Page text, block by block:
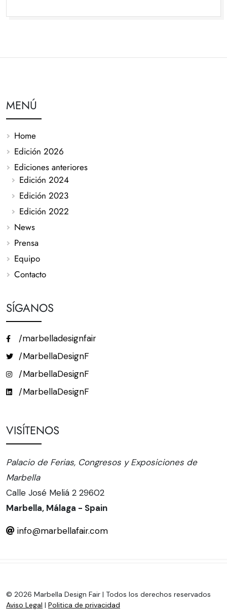
MENÚ
Home
Edición 2026
Ediciones anteriores
Edición 2024
Edición 2023
Edición 2022
News
Prensa
Equipo
Contacto
SÍGANOS
/marbelladesignfair
/MarbellaDesignF
/MarbellaDesignF
/MarbellaDesignF
VISÍTENOS
Palacio de Ferias, Congresos y Exposiciones de
Marbella
Calle José Meliá 2 29602
Marbella, Málaga - Spain
info@marbellafair.com
© 2026 Marbella Design Fair | Todos los derechos reservados
Aviso Legal | Politica de privacidad